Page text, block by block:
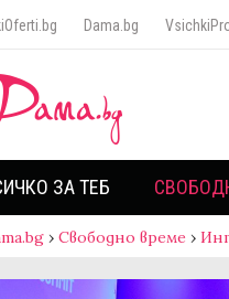
Dama.bg
ЗА ТЕБ
› Свободно време ›